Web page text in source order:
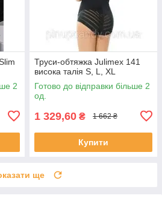
2
Труси-обтяжка Julimex 141
висока талія S, L, XL
Готово до відправки більше 2
од.
1 329,60 ₴ 1 662 ₴
Купити
ще